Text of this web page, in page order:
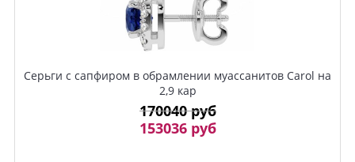
Серьги с сапфиром в обрамлении муассанитов Carol на
2,9 кар
170040 руб
153036 руб